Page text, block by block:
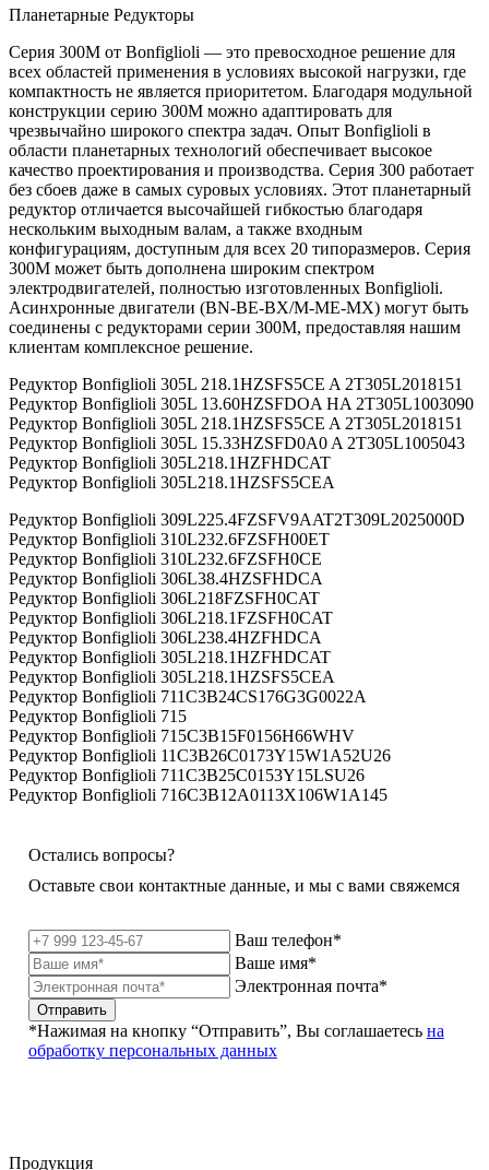
Планетарные Редукторы
Серия 300M от Bonfiglioli — это превосходное решение для
всех областей применения в условиях высокой нагрузки, где
компактность не является приоритетом. Благодаря модульной
конструкции серию 300M можно адаптировать для
чрезвычайно широкого спектра задач. Опыт Bonfiglioli в
области планетарных технологий обеспечивает высокое
качество проектирования и производства. Серия 300 работает
без сбоев даже в самых суровых условиях. Этот планетарный
редуктор отличается высочайшей гибкостью благодаря
нескольким выходным валам, а также входным
конфигурациям, доступным для всех 20 типоразмеров. Серия
300M может быть дополнена широким спектром
электродвигателей, полностью изготовленных Bonfiglioli.
Асинхронные двигатели (BN-BE-BX/M-ME-MX) могут быть
соединены с редукторами серии 300M, предоставляя нашим
клиентам комплексное решение.
Редуктор Bonfiglioli 305L 218.1HZSFS5CE A 2T305L2018151
Редуктор Bonfiglioli 305L 13.60HZSFDOA HA 2T305L1003090
Редуктор Bonfiglioli 305L 218.1HZSFS5CE A 2T305L2018151
Редуктор Bonfiglioli 305L 15.33HZSFD0A0 A 2T305L1005043
Редуктор Bonfiglioli 305L218.1HZFHDCAT
Редуктор Bonfiglioli 305L218.1HZSFS5CEA
Редуктор Bonfiglioli 309L225.4FZSFV9AAT2T309L2025000D
Редуктор Bonfiglioli 310L232.6FZSFH00ET
Редуктор Bonfiglioli 310L232.6FZSFH0CE
Редуктор Bonfiglioli 306L38.4HZSFHDCA
Редуктор Bonfiglioli 306L218FZSFH0CAT
Редуктор Bonfiglioli 306L218.1FZSFH0CAT
Редуктор Bonfiglioli 306L238.4HZFHDCA
Редуктор Bonfiglioli 305L218.1HZFHDCAT
Редуктор Bonfiglioli 305L218.1HZSFS5CEA
Редуктор Bonfiglioli 711C3B24CS176G3G0022A
Редуктор Bonfiglioli 715
Редуктор Bonfiglioli 715C3B15F0156H66WHV
Редуктор Bonfiglioli 11C3B26C0173Y15W1A52U26
Редуктор Bonfiglioli 711C3B25C0153Y15LSU26
Редуктор Bonfiglioli 716C3B12A0113X106W1A145
Остались вопросы?
Оставьте свои контактные данные, и мы с вами свяжемся
Ваш телефон*
Ваше имя*
Электронная почта*
Отправить
*Нажимая на кнопку “Отправить”, Вы соглашаетесь на
обработку персональных данных
Продукция